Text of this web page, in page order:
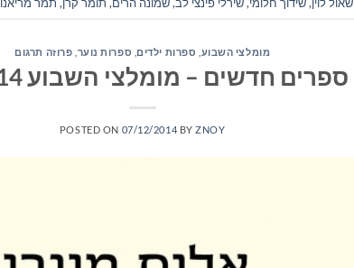
מומלצי השבוע ספרות ילדים ספרות נוער פרוזה תרגום
ספרים חדשים – מומלצי השבוע 7/12/14
POSTED ON 07/12/2014 BYZNOY